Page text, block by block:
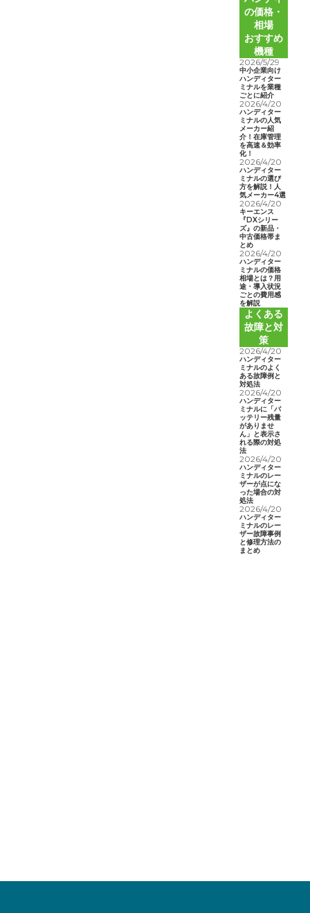
の価格・
相場
おすすめ
機種
2026/5/29
中小企業向け
ハンディター
ミナルを業種
ごとに紹介
2026/4/20
ハンディター
ミナルの人気
メーカー紹
介！在庫管理
を高速＆効率
化！
2026/4/20
ハンディター
ミナルの選び
方を解説！人
気メーカー4選
2026/4/20
キーエンス
『DXシリー
ズ』の新品・
中古価格帯ま
とめ
2026/4/20
ハンディター
ミナルの価格
相場とは？用
途・導入状況
ごとの費用感
を解説
よくある
故障と対
策
2026/4/20
ハンディター
ミナルのよく
ある故障例と
対処法
2026/4/20
ハンディター
ミナルに「バ
ッテリー残量
がありませ
ん」と表示さ
れる際の対処
法
2026/4/20
ハンディター
ミナルのレー
ザーが点にな
った場合の対
処法
2026/4/20
ハンディター
ミナルのレー
ザー故障事例
と修理方法の
まとめ